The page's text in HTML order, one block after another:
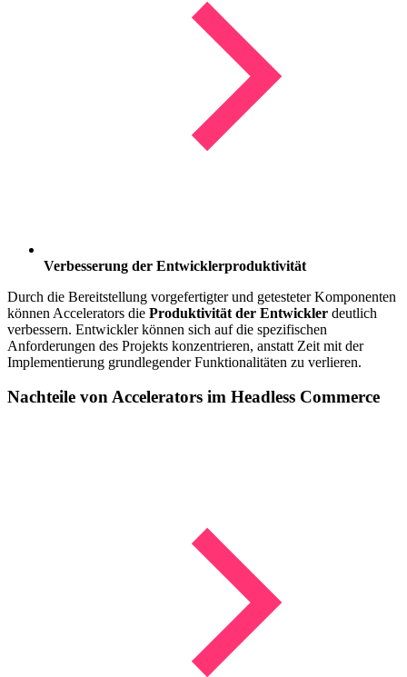
Verbesserung der Entwicklerproduktivität
Durch die Bereitstellung vorgefertigter und getesteter Komponenten
können Accelerators die Produktivität der Entwickler deutlich
verbessern. Entwickler können sich auf die spezifischen
Anforderungen des Projekts konzentrieren, anstatt Zeit mit der
Implementierung grundlegender Funktionalitäten zu verlieren.
Nachteile von Accelerators im Headless Commerce